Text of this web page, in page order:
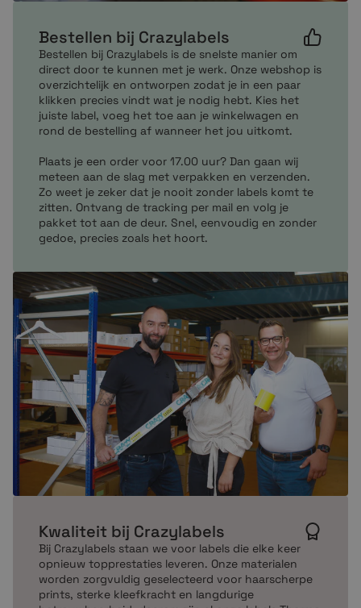
Bestellen bij Crazylabels
Bestellen bij Crazylabels is de snelste manier om
direct door te kunnen met je werk. Onze webshop is
overzichtelijk en ontworpen zodat je in een paar
klikken precies vindt wat je nodig hebt. Kies het
juiste label, voeg het toe aan je winkelwagen en
rond de bestelling af wanneer het jou uitkomt.
Plaats je een order voor 17.00 uur? Dan gaan wij
meteen aan de slag met verpakken en verzenden.
Zo weet je zeker dat je nooit zonder labels komt te
zitten. Ontvang de tracking per mail en volg je
pakket tot aan de deur. Snel, eenvoudig en zonder
gedoe, precies zoals het hoort.
Kwaliteit bij Crazylabels
Bij Crazylabels staan we voor labels die elke keer
opnieuw topprestaties leveren. Onze materialen
worden zorgvuldig geselecteerd voor haarscherpe
prints, sterke kleefkracht en langdurige